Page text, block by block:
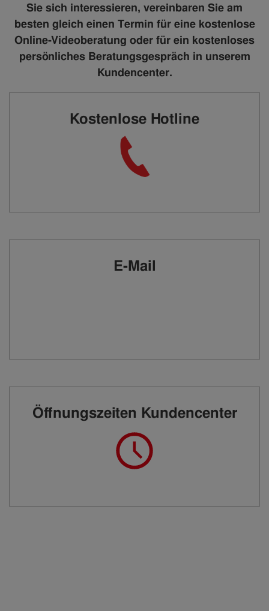
Sie sich interessieren, vereinbaren Sie am
besten gleich einen Termin für eine kostenlose
Online-Videoberatung oder für ein kostenloses
persönliches Beratungsgespräch in unserem
Kundencenter.
Kostenlose Hotline
E-Mail
Öffnungszeiten Kundencenter